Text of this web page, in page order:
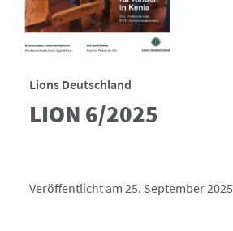
Lions Deutschland
LION 6/2025
Veröffentlicht am 25. September 2025